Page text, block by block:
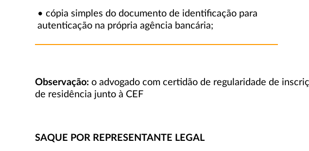
• cópia simples do documento de identificação para
autenticação na própria agência bancária;
Observação: o advogado com certidão de regularidade de
de residência junto à CEF
SAQUE POR REPRESENTANTE LEGAL